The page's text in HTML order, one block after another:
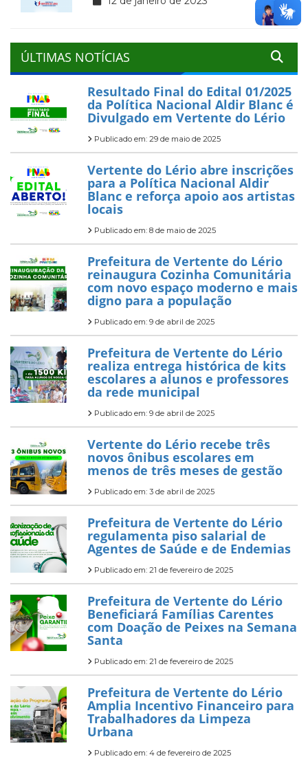
ÚLTIMAS NOTÍCIAS
Resultado Final do Edital 01/2025
da Política Nacional Aldir Blanc é
Divulgado em Vertente do Lério
Publicado em: 29 de maio de 2025
Vertente do Lério abre inscrições
para a Política Nacional Aldir
Blanc e reforça apoio aos artistas
locais
Publicado em: 8 de maio de 2025
Prefeitura de Vertente do Lério
reinaugura Cozinha Comunitária
com novo espaço moderno e mais
digno para a população
Publicado em: 9 de abril de 2025
Prefeitura de Vertente do Lério
realiza entrega histórica de kits
escolares a alunos e professores
da rede municipal
Publicado em: 9 de abril de 2025
Vertente do Lério recebe três
novos ônibus escolares em
menos de três meses de gestão
Publicado em: 3 de abril de 2025
Prefeitura de Vertente do Lério
regulamenta piso salarial de
Agentes de Saúde e de Endemias
Publicado em: 21 de fevereiro de 2025
Prefeitura de Vertente do Lério
Beneficiará Famílias Carentes
com Doação de Peixes na Semana
Santa
Publicado em: 21 de fevereiro de 2025
Prefeitura de Vertente do Lério
Amplia Incentivo Financeiro para
Trabalhadores da Limpeza
Urbana
Publicado em: 4 de fevereiro de 2025